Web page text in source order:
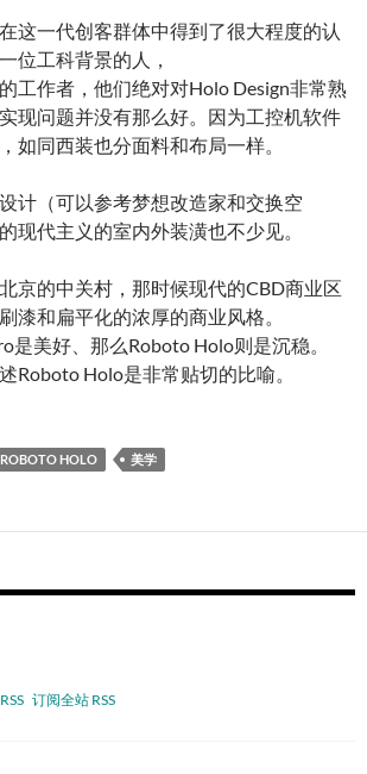
这一代创客群体中得到了很大程度的认
位工科背景的人，
工作者，他们绝对对Holo Design非常熟
现问题并没有那么好。因为工控机软件
如同西装也分面料和布局一样。
计（可以参考梦想改造家和交换空
现代主义的室内外装潢也不少见。
京的中关村，那时候现代的CBD商业区
漆和扁平化的浓厚的商业风格。
是美好、那么Roboto Holo则是沉稳。
Roboto Holo是非常贴切的比喻。
ROBOTO HOLO 美学
订阅全站 RSS